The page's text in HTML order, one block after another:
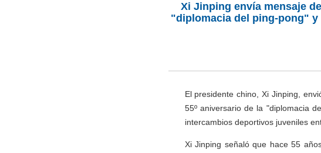
Xi Jinping envía mensaje
"diplomacia del ping-pong"
El presidente chino, Xi Jinping,
55º aniversario de la "diplomacia
intercambios deportivos juveniles
Xi Jinping señaló que hace 55